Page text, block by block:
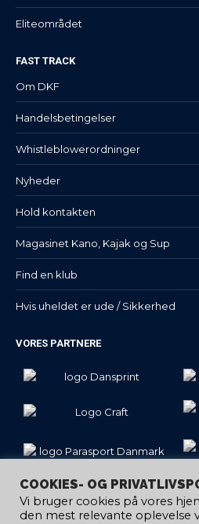
Eliteområdet
FAST TRACK
Om DKF
Handelsbetingelser
Whistleblowerordninger
Nyheder
Hold kontakten
Magasinet Kano, Kajak og Sup
Find en klub
Hvis uheldet er ude / Sikkerhed
VORES PARTNERE
COOKIES- OG
Vi bruger cookies på vores
den mest relevante oplevelse